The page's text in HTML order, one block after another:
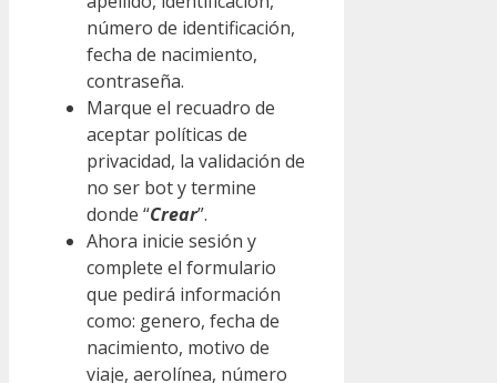
número de identificación,
fecha de nacimiento,
contraseña.
Marque el recuadro de
aceptar políticas de
privacidad, la validación de
no ser bot y termine
donde “Crear”.
Ahora inicie sesión y
complete el formulario
que pedirá información
como: genero, fecha de
nacimiento, motivo de
viaje, aerolínea, número